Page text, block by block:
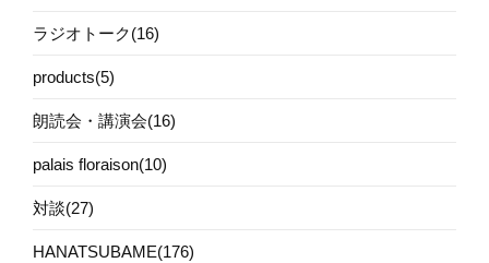
ラジオトーク(16)
products(5)
朗読会・講演会(16)
palais floraison(10)
対談(27)
HANATSUBAME(176)